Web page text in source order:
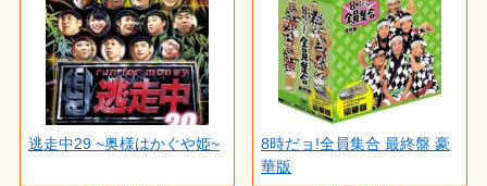
逃走中29 ~奥様はかぐや姫~
8時だョ!全員集合 最終盤 豪
華版